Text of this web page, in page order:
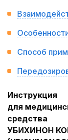
Способ
Инструкция
для
средства
УБИХИНОН